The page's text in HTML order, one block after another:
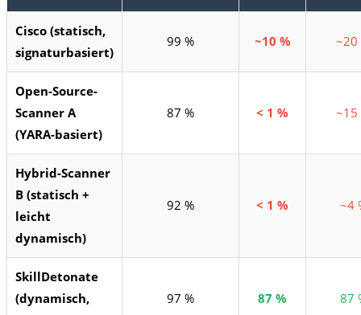
Cisco (statisch,
signaturbasiert)
99 % ~10 % ~20
Open-Source-
Scanner A
(YARA-basiert)
87 % < 1 % ~15
Hybrid-Scanner
B (statisch +
leicht
dynamisch)
92 % < 1 % ~4
SkillDetonate
(dynamisch,
97 % 87 % 87